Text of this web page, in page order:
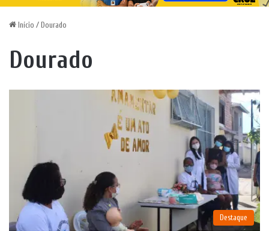
Início / Dourado
Dourado
Destaque